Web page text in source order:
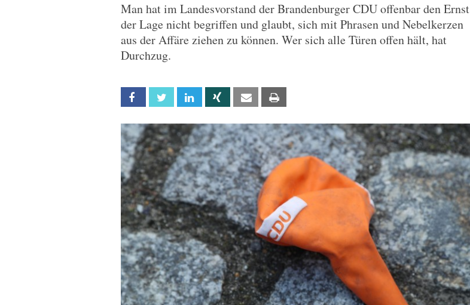
Man hat im Landesvorstand der Brandenburger CDU offenbar den Ernst
der Lage nicht begriffen und glaubt, sich mit Phrasen und Nebelkerzen
aus der Affäre ziehen zu können. Wer sich alle Türen offen hält, hat
Durchzug.
Facebook Twitter Linkedin Xing Email